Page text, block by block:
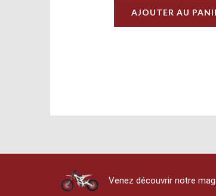
AJOUTER AU
Venez découvrir notre